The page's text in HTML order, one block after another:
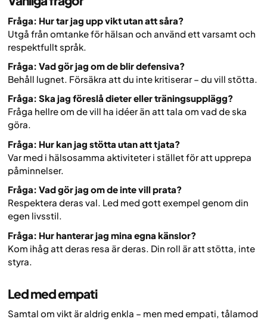
Fråga: Hur tar jag upp vikt utan att såra?
Utgå från omtanke för hälsan och använd ett varsamt och
respektfullt språk.
Fråga: Vad gör jag om de blir defensiva?
Behåll lugnet. Försäkra att du inte kritiserar – du vill stötta.
Fråga: Ska jag föreslå dieter eller träningsupplägg?
Fråga hellre om de vill ha idéer än att tala om vad de ska
göra.
Fråga: Hur kan jag stötta utan att tjata?
Var med i hälsosamma aktiviteter i stället för att upprepa
påminnelser.
Fråga: Vad gör jag om de inte vill prata?
Respektera deras val. Led med gott exempel genom din
egen livsstil.
Fråga: Hur hanterar jag mina egna känslor?
Kom ihåg att deras resa är deras. Din roll är att stötta, inte
styra.
Led med empati
Samtal om vikt är aldrig enkla – men med empati, tålamod